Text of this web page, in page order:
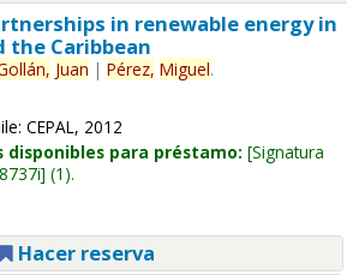
in renewable energy in
the Caribbean
Juan | Pérez, Miguel.
CEPAL, 2012
disponibles para préstamo: Signatura
(1).
Hacer reserva